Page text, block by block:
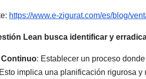
https://www.e-zigurat.com/es/blog/
Lean busca identificar y
Continuo: Establecer un proceso
implica una planificación rigurosa